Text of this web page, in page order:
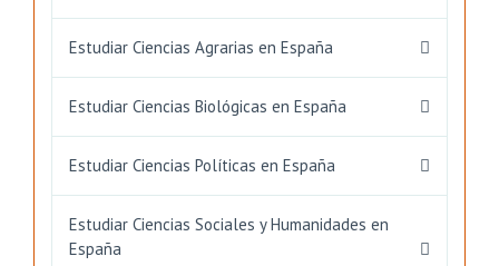
Estudiar Ciencias Agrarias en España
Estudiar Ciencias Biológicas en España
Estudiar Ciencias Políticas en España
Estudiar Ciencias Sociales y Humanidades en
España